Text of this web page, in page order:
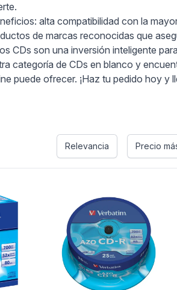
alta compatibilidad con la
de marcas reconocidas que
CDs son una inversión inteligente
categoría de CDs en blanco y
puede ofrecer. ¡Haz tu pedido hoy y
Relevancia Precio